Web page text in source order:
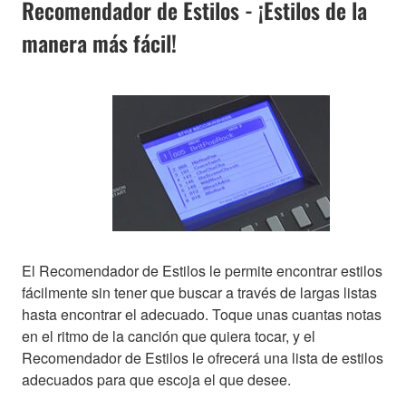
Recomendador de Estilos - ¡Estilos de la
manera más fácil!
El Recomendador de Estilos le permite encontrar estilos
fácilmente sin tener que buscar a través de largas listas
hasta encontrar el adecuado. Toque unas cuantas notas
en el ritmo de la canción que quiera tocar, y el
Recomendador de Estilos le ofrecerá una lista de estilos
adecuados para que escoja el que desee.